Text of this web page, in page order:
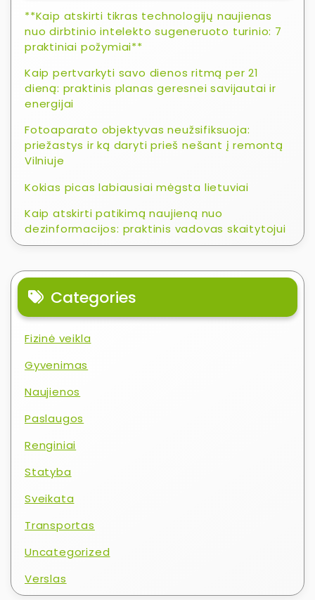
**Kaip atskirti tikras technologijų naujienas
nuo dirbtinio intelekto sugeneruoto turinio: 7
praktiniai požymiai**
Kaip pertvarkyti savo dienos ritmą per 21
dieną: praktinis planas geresnei savijautai ir
energijai
Fotoaparato objektyvas neužsifiksuoja:
priežastys ir ką daryti prieš nešant į remontą
Vilniuje
Kokias picas labiausiai mėgsta lietuviai
Kaip atskirti patikimą naujieną nuo
dezinformacijos: praktinis vadovas skaitytojui
Categories
Fizinė veikla
Gyvenimas
Naujienos
Paslaugos
Renginiai
Statyba
Sveikata
Transportas
Uncategorized
Verslas